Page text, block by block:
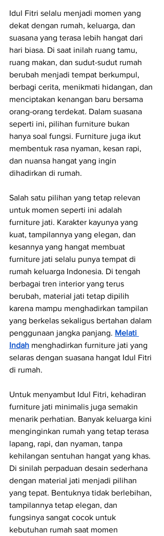
Idul Fitri selalu menjadi momen yang
dekat dengan rumah, keluarga, dan
suasana yang terasa lebih hangat dari
hari biasa. Di saat inilah ruang tamu,
ruang makan, dan sudut-sudut rumah
berubah menjadi tempat berkumpul,
berbagi cerita, menikmati hidangan, dan
menciptakan kenangan baru bersama
orang-orang terdekat. Dalam suasana
seperti ini, pilihan furniture bukan
hanya soal fungsi. Furniture juga ikut
membentuk rasa nyaman, kesan rapi,
dan nuansa hangat yang ingin
dihadirkan di rumah.
Salah satu pilihan yang tetap relevan
untuk momen seperti ini adalah
furniture jati. Karakter kayunya yang
kuat, tampilannya yang elegan, dan
kesannya yang hangat membuat
furniture jati selalu punya tempat di
rumah keluarga Indonesia. Di tengah
berbagai tren interior yang terus
berubah, material jati tetap dipilih
karena mampu menghadirkan tampilan
yang berkelas sekaligus bertahan dalam
penggunaan jangka panjang. Melati
Indah menghadirkan furniture jati yang
selaras dengan suasana hangat Idul Fitri
di rumah.
Untuk menyambut Idul Fitri, kehadiran
furniture jati minimalis juga semakin
menarik perhatian. Banyak keluarga kini
menginginkan rumah yang tetap terasa
lapang, rapi, dan nyaman, tanpa
kehilangan sentuhan hangat yang khas.
Di sinilah perpaduan desain sederhana
dengan material jati menjadi pilihan
yang tepat. Bentuknya tidak berlebihan,
tampilannya tetap elegan, dan
fungsinya sangat cocok untuk
kebutuhan rumah saat momen